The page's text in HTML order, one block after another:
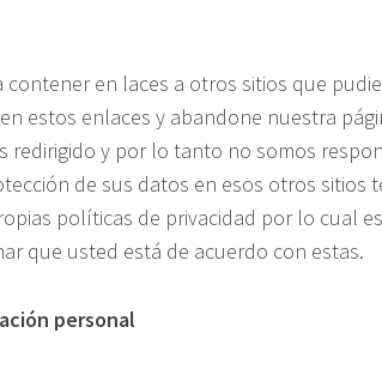
contener en laces a otros sitios que
estos enlaces y abandone nuestra
redirigido y por lo tanto no somos
de sus datos en esos otros sitios
políticas de privacidad por lo cual
que usted está de acuerdo con estas.
personal